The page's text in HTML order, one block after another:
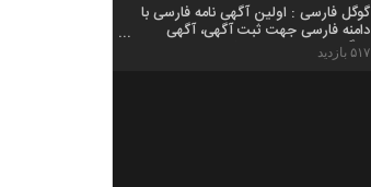
گوگل فارسی : اولین آگهی نامه فارسی با
دامنه فارسی جهت ثبت آگهی، آگهی
رایگان، نیازمندیها و تبلیغات اینترنتی
۵۱۷ بازدید